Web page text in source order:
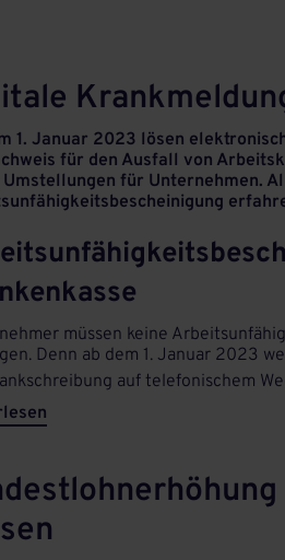
1. Januar 2023 lösen
für den Ausfall von
Umstellungen für Unternehmen.
müssen keine
Denn ab dem 1. Januar 2023
auf telefonischem